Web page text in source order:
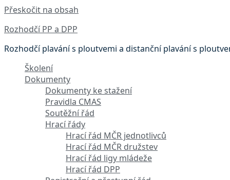
Přeskočit na obsah
Rozhodčí PP a DPP
Rozhodčí plavání s ploutvemi a distanční plavání s
Školení
Dokumenty
Dokumenty ke stažení
Pravidla CMAS
Soutěžní řád
Hrací řády
Hrací řád MČR jednotlivců
Hrací řád MČR družstev
Hrací řád ligy mládeže
Hrací řád DPP